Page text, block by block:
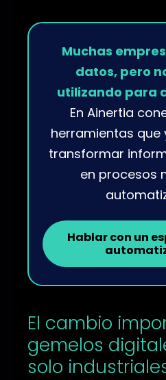
Muchas
datos, pero
utilizando para
En Ainertia
herramientas que
transformar
en procesos
Hablar con un
El cambio
gemelos
solo